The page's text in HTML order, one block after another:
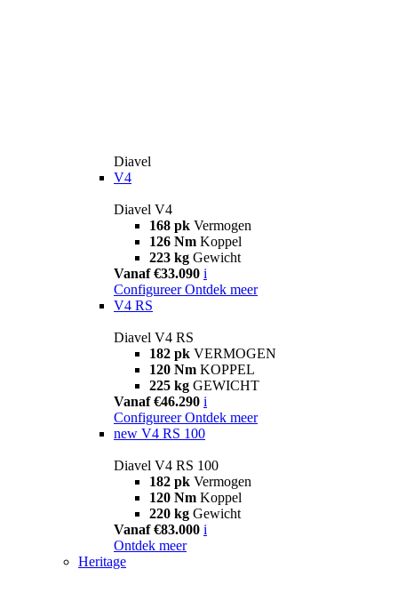
Diavel
V4
Diavel V4
168 pk Vermogen
126 Nm Koppel
223 kg Gewicht
Vanaf €33.090 i
Configureer Ontdek meer
V4 RS
Diavel V4 RS
182 pk VERMOGEN
120 Nm KOPPEL
225 kg GEWICHT
Vanaf €46.290 i
Configureer Ontdek meer
new V4 RS 100
Diavel V4 RS 100
182 pk Vermogen
120 Nm Koppel
220 kg Gewicht
Vanaf €83.000 i
Ontdek meer
Heritage